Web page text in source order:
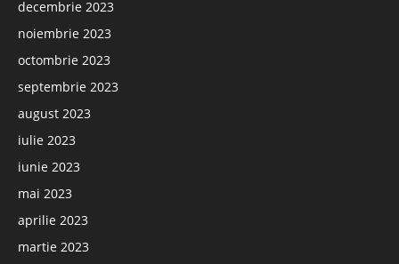
decembrie 2023
noiembrie 2023
octombrie 2023
septembrie 2023
august 2023
iulie 2023
iunie 2023
mai 2023
aprilie 2023
martie 2023